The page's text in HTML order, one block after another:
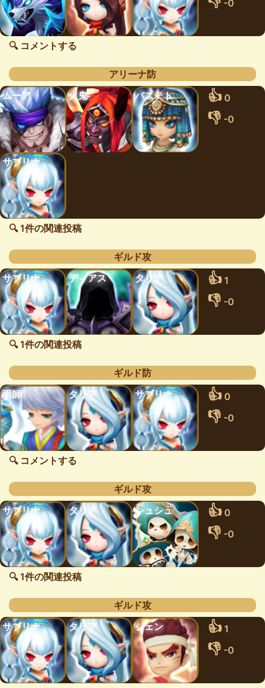
-0
🔍 コメントする
アリーナ防
ムーア
火鬼 バステト 👍 0
👎 -0
サブリナ
🔍 1件の関連投稿
ギルド攻
サブリナ
ディアス タリア 👍 1
👎 -0
🔍 1件の関連投稿
ギルド防
雨師
タリア サブリナ 👍 0
👎 -0
🔍 コメントする
ギルド攻
サブリナ
タリア シュシュ 👍 0
👎 -0
🔍 1件の関連投稿
ギルド攻
サブリナ
タリア シェン 👍 1
👎 -0